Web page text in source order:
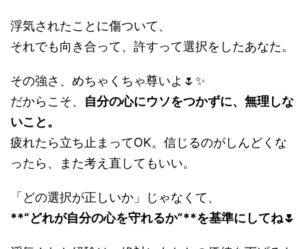
浮気されたことに傷ついて、
それでも向き合って、許すって選択をしたあなた。
その強さ、めちゃくちゃ尊いよ🌷✨
だからこそ、 自分の心にウソをつかずに、無理しな
いこと。
疲れたら立ち止まってOK。信じるのがしんどくな
ったら、また考え直してもいい。
「どの選択が正しいか」じゃなくて、
**“どれが自分の心を守れるか”**を基準にしてね🌷